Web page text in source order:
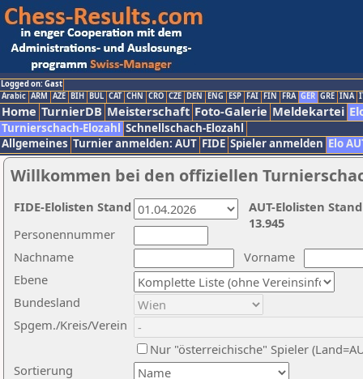
Logged on: Gast
Arabic ARM AZE BIH BUL CAT CHN CRO CZE DEN ENG ESP FAI FIN FRA GER GRE INA
Home TurnierDB Meisterschaft Foto-Galerie Meldekartei
Turnierschach-Elozahl Schnellschach-Elozahl
Allgemeines Turnier anmelden: AUT FIDE Spieler anmelden Elo
Willkommen bei den offiziellen
Nachname
Vorname
Ebene
Sortierung
Personennummer
Bundesland
Spgem./Kreis/Verein
Nur "österreichische" Spieler
AUT-Elolisten
13.945
FIDE-Elolisten Stand